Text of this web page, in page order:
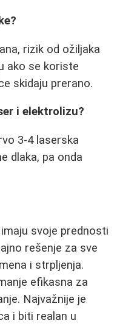
rizik od ožiljaka
ako se koriste
skidaju prerano.
i elektrolizu?
3-4 laserska
dlaka, pa onda
svoje prednosti
rešenje za sve
i strpljenja.
efikasna za
Najvažnije je
i biti realan u